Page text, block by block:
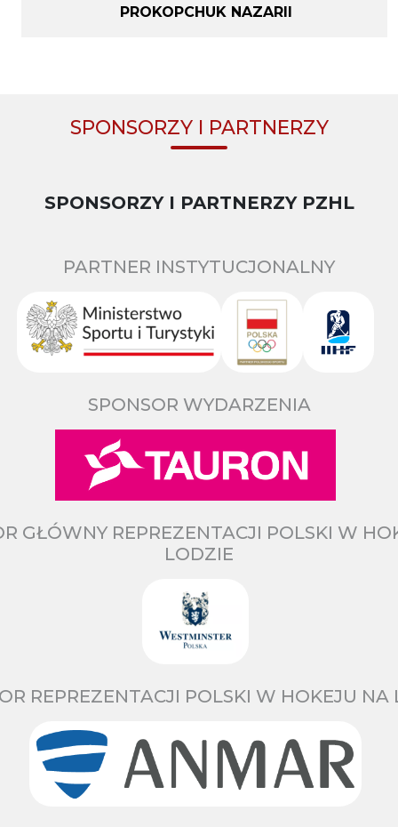
PROKOPCHUK NAZARII
SPONSORZY I PARTNERZY
SPONSORZY I PARTNERZY PZHL
PARTNER INSTYTUCJONALNY
SPONSOR WYDARZENIA
GŁÓWNY REPREZENTACJI POLSKI W
LODZIE
REPREZENTACJI POLSKI W HOKEJU NA